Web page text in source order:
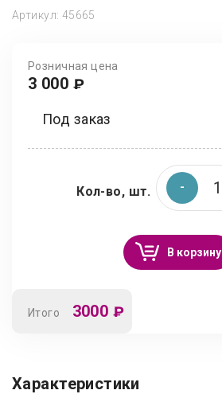
Артикул: 45665
Розничная цена
3 000 ₽
Под заказ
Кол-во, шт.
В корзину
Итого 3000 ₽
Характеристики